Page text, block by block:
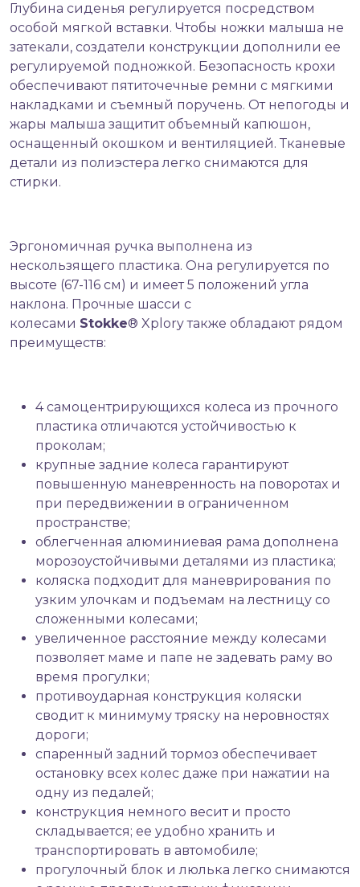
Глубина сиденья регулируется посредством
особой мягкой вставки. Чтобы ножки малыша не
затекали, создатели конструкции дополнили ее
регулируемой подножкой. Безопасность крохи
обеспечивают пятиточечные ремни с мягкими
накладками и съемный поручень. От непогоды и
жары малыша защитит объемный капюшон,
оснащенный окошком и вентиляцией. Тканевые
детали из полиэстера легко снимаются для
стирки.
Эргономичная ручка выполнена из
нескользящего пластика. Она регулируется по
высоте (67-116 см) и имеет 5 положений угла
наклона. Прочные шасси с
колесами Stokke® Xplory также обладают рядом
преимуществ:
4 самоцентрирующихся колеса из прочного
пластика отличаются устойчивостью к
проколам;
крупные задние колеса гарантируют
повышенную маневренность на поворотах и
при передвижении в ограниченном
пространстве;
облегченная алюминиевая рама дополнена
морозоустойчивыми деталями из пластика;
коляска подходит для маневрирования по
узким улочкам и подъемам на лестницу со
сложенными колесами;
увеличенное расстояние между колесами
позволяет маме и папе не задевать раму во
время прогулки;
противоударная конструкция коляски
сводит к минимуму тряску на неровностях
дороги;
спаренный задний тормоз обеспечивает
остановку всех колес даже при нажатии на
одну из педалей;
конструкция немного весит и просто
складывается; ее удобно хранить и
транспортировать в автомобиле;
прогулочный блок и люлька легко снимаются